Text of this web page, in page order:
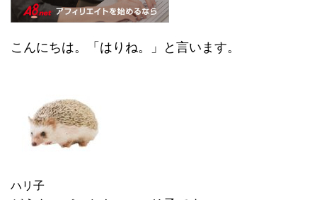
こんにちは。「はりね。」と言います。
ハリ子